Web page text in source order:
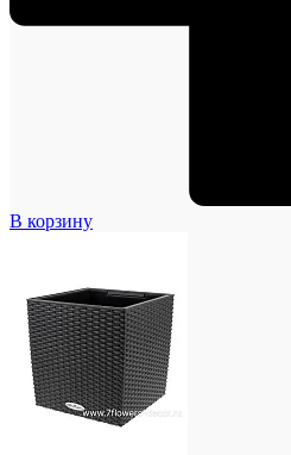
В корзину